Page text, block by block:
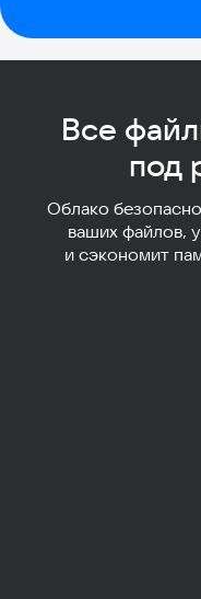
Облако
ваших файлов,
и сэкономит
Все
под